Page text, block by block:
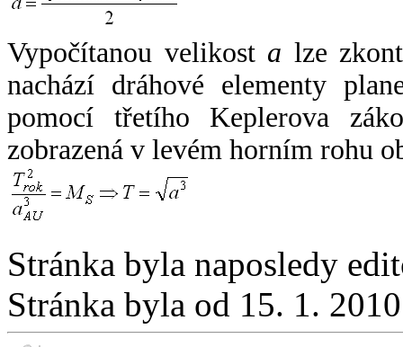
Vypočítanou velikost a lze
nachází dráhové elementy
pomocí třetího Keplerova
zobrazená v levém horním rohu
Stránka byla naposledy
Stránka byla od 15. 1.